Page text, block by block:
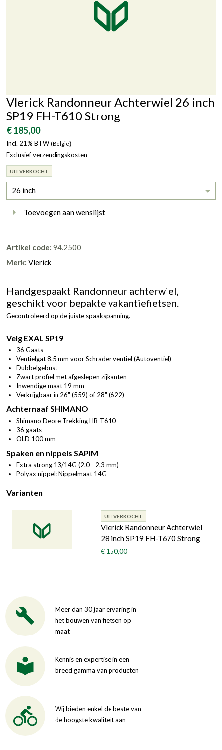
Vlerick Randonneur Achterwiel 26 inch
SP19 FH-T610 Strong
€ 185,00
Incl. 21% BTW (België}
Exclusief verzendingskosten
UITVERKOCHT
26 inch
Toevoegen aan wenslijst
Artikel code: 94.2500
Merk: Vlerick
Handgespaakt Randonneur achterwiel,
geschikt voor bepakte vakantiefietsen.
Gecontroleerd op de juiste spaakspanning.
Velg EXAL SP19
36 Gaats
Ventielgat 8.5 mm voor Schrader ventiel (Autoventiel)
Dubbelgebust
Zwart profiel met afgeslepen zijkanten
Inwendige maat 19 mm
Verkrijgbaar in 26" (559) of 28" (622)
Achternaaf SHIMANO
Shimano Deore Trekking HB-T610
36 gaats
OLD 100 mm
Spaken en nippels SAPIM
Extra strong 13/14G (2.0 - 2.3 mm)
Polyax nippel: Nippelmaat 14G
Varianten
UITVERKOCHT
Vlerick Randonneur Achterwiel
28 inch SP19 FH-T670 Strong
€ 150,00
Meer dan 30 jaar ervaring in
het bouwen van fietsen op
maat
Kennis en expertise in een
breed gamma van producten
Wij bieden enkel de beste van
de hoogste kwaliteit aan